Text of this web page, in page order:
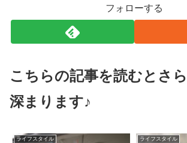
フォローする
こちらの記事を読むとさ
深まります♪
ライフスタイル ライフスタイル